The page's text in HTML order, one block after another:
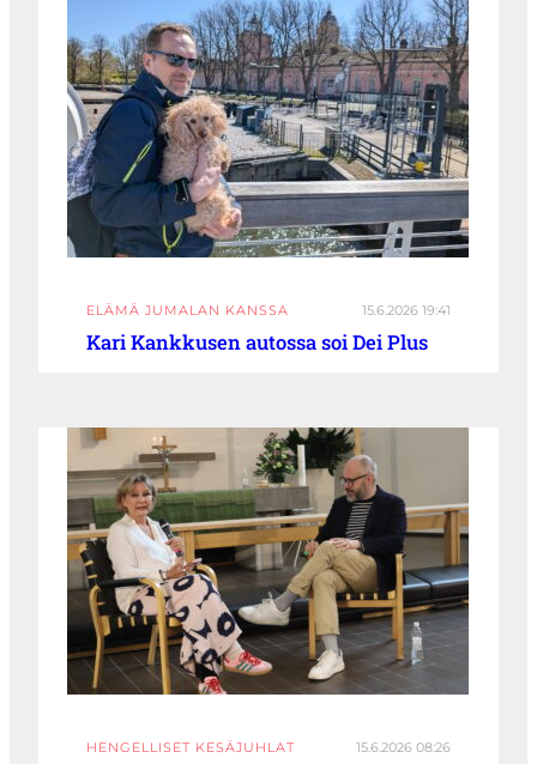
ELÄMÄ JUMALAN KANSSA 15.6.2026 19:41
Kari Kankkusen autossa soi Dei Plus
HENGELLISET KESÄJUHLAT 15.6.2026 08:26